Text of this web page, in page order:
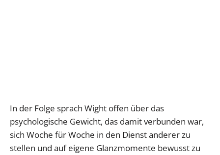
In der Folge sprach Wight offen über das
psychologische Gewicht, das damit verbunden war,
sich Woche für Woche in den Dienst anderer zu
stellen und auf eigene Glanzmomente bewusst zu